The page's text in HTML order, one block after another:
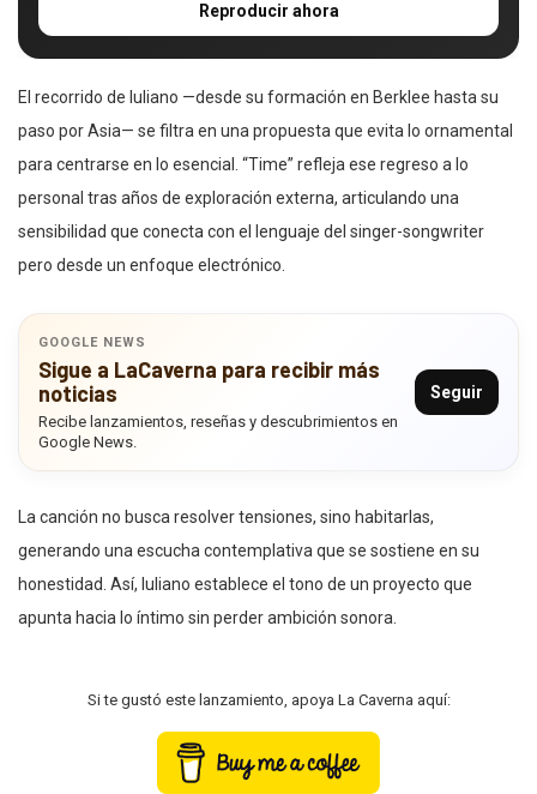
Reproducir ahora
El recorrido de Iuliano —desde su formación en Berklee hasta su
paso por Asia— se filtra en una propuesta que evita lo ornamental
para centrarse en lo esencial. “Time” refleja ese regreso a lo
personal tras años de exploración externa, articulando una
sensibilidad que conecta con el lenguaje del singer-songwriter
pero desde un enfoque electrónico.
GOOGLE NEWS
Sigue a LaCaverna para recibir más
noticias
Recibe lanzamientos, reseñas y descubrimientos en
Google News.
Seguir
La canción no busca resolver tensiones, sino habitarlas,
generando una escucha contemplativa que se sostiene en su
honestidad. Así, Iuliano establece el tono de un proyecto que
apunta hacia lo íntimo sin perder ambición sonora.
Si te gustó este lanzamiento, apoya La Caverna aquí: